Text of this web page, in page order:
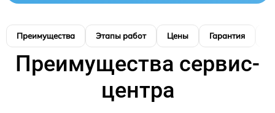
Преимущества Этапы работ Цены Гарантия
Преимущества сервис-
центра